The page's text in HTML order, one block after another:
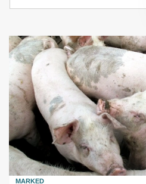
MARKED